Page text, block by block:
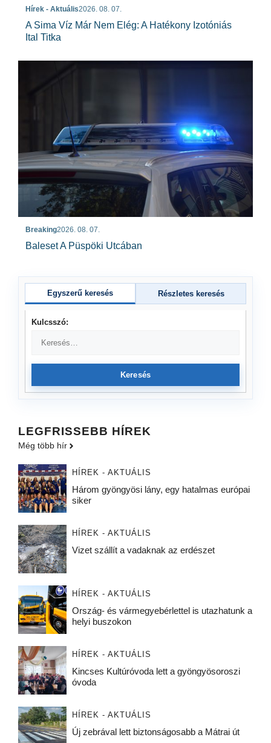
Hírek - Aktuális2026. 08. 07.
A Sima Víz Már Nem Elég: A Hatékony Izotóniás
Ital Titka
Breaking2026. 08. 07.
Baleset A Püspöki Utcában
Egyszerű keresés Részletes keresés
Kulcsszó:
Keresés
LEGFRISSEBB HÍREK
Még több hír
HÍREK - AKTUÁLIS
Három gyöngyösi lány, egy hatalmas európai
siker
HÍREK - AKTUÁLIS
Vizet szállít a vadaknak az erdészet
HÍREK - AKTUÁLIS
Ország- és vármegyebérlettel is utazhatunk a
helyi buszokon
HÍREK - AKTUÁLIS
Kincses Kultúróvoda lett a gyöngyösoroszi
óvoda
HÍREK - AKTUÁLIS
Új zebrával lett biztonságosabb a Mátrai út